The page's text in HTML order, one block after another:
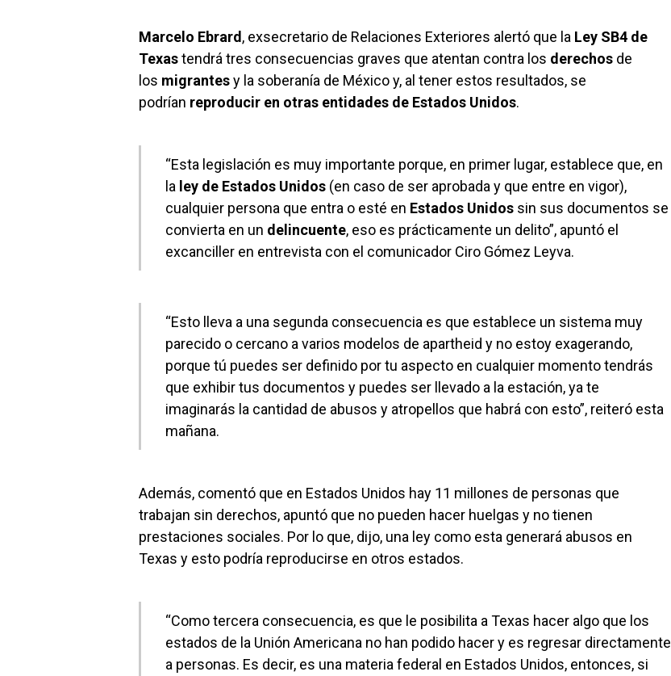
Marcelo Ebrard, exsecretario de Relaciones Exteriores alertó que la Ley SB4 de
Texastendrá tres consecuencias graves que atentan contra los derechos de
los migrantesy la soberanía de México y, al tener estos resultados, se
podrían reproducir en otras entidades de Estados Unidos.
“Esta legislación es muy importante porque, en primer lugar, establece que, en
la ley de Estados Unidos (en caso de ser aprobada y que entre en vigor),
cualquier persona que entra o esté en Estados Unidos sin sus documentos se
convierta en un delincuente, eso es prácticamente un delito”, apuntó el
excanciller en entrevista con el comunicador Ciro Gómez Leyva.
“Esto lleva a una segunda consecuencia es que establece un sistema muy
parecido o cercano a varios modelos de apartheid y no estoy exagerando,
porque tú puedes ser definido por tu aspecto en cualquier momento tendrás
que exhibir tus documentos y puedes ser llevado a la estación, ya te
imaginarás la cantidad de abusos y atropellos que habrá con esto”, reiteró esta
mañana.
Además, comentó que en Estados Unidos hay 11 millones de personas que
trabajan sin derechos, apuntó que no pueden hacer huelgas y no tienen
prestaciones sociales. Por lo que, dijo, una ley como esta generará abusos en
Texas y esto podría reproducirse en otros estados.
“Como tercera consecuencia, es que le posibilita a Texas hacer algo que los
estados de la Unión Americana no han podido hacer y es regresar directamente
a personas. Es decir, es una materia federal en Estados Unidos, entonces, si